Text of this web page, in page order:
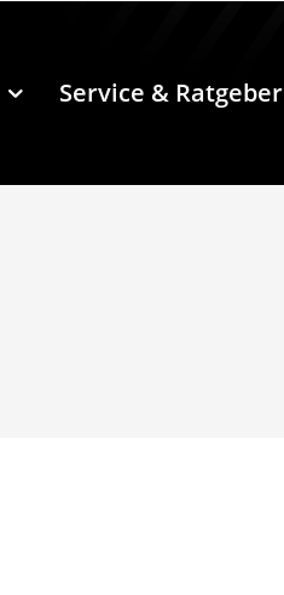
Service & Ratgeber